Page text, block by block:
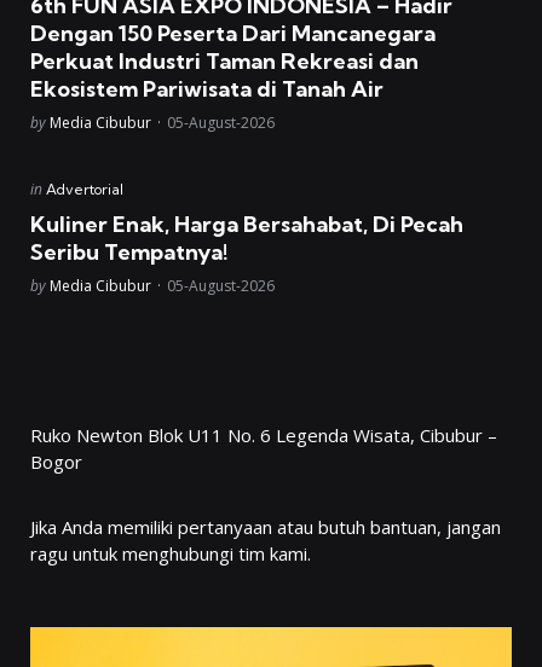
Dengan 150 Peserta Dari Mancanegara
Perkuat Industri Taman Rekreasi dan
Ekosistem Pariwisata di Tanah Air
Posted
by Media Cibubur 05-August-2026
Posted
in Advertorial
Kuliner Enak, Harga Bersahabat, Di Pecah
Seribu Tempatnya!
Posted
by Media Cibubur 05-August-2026
Ruko Newton Blok U11 No. 6 Legenda Wisata, Cibubur –
Bogor
Jika Anda memiliki pertanyaan atau butuh bantuan, jangan
ragu untuk menghubungi tim kami.